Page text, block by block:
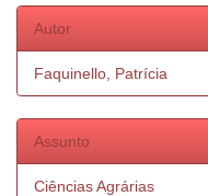
Autor
Faquinello, Patrícia
Assunto
Ciências Agrárias